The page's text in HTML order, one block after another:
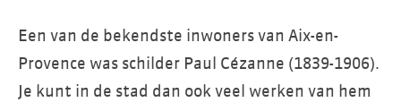
Een van de bekendste inwoners van Aix-en-
Provence was schilder Paul Cézanne (1839-1906).
Je kunt in de stad dan ook veel werken van hem